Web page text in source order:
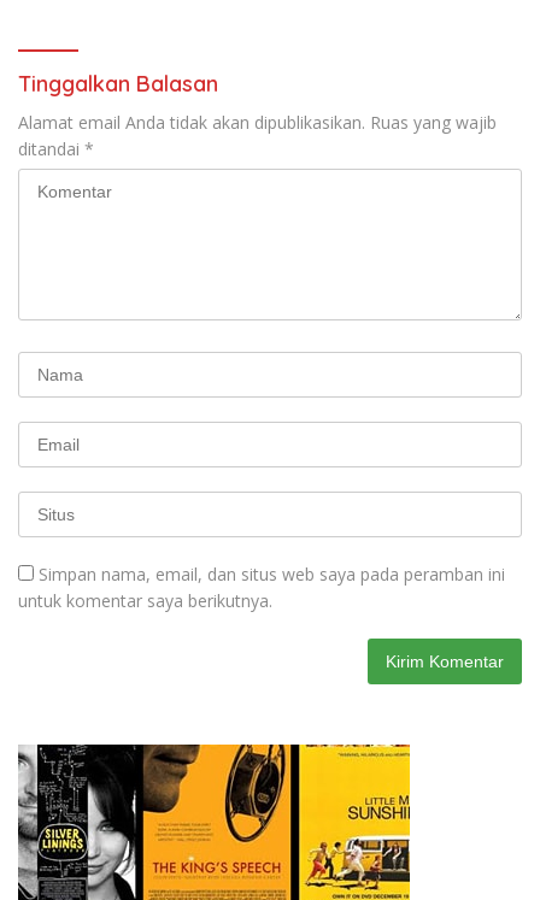
Pengembangan Organisasi
KBI yang Berbasis Riset di
seluruh Indonesia dan
Mancanegara”.
Tinggalkan Balasan
Alamat email Anda tidak akan dipublikasikan. Ruas yang wajib
ditandai *
Simpan nama, email, dan situs web saya pada peramban ini
untuk komentar saya berikutnya.